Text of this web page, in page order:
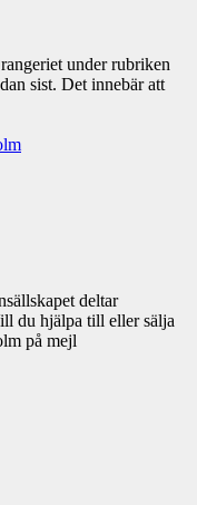
under rubriken
sist. Det innebär att
deltar
du hjälpa till eller sälja
på mejl